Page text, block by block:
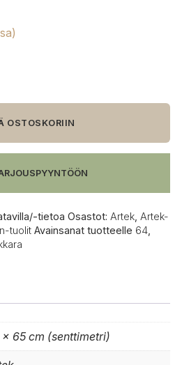
OSTOSKORIIN
tietoa Osastot: Artek Artek-
tuolit Avainsanat tuotteelle 64
65 cm (senttimetri)